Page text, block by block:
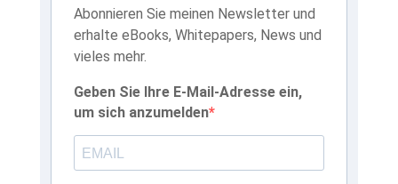
Abonnieren Sie meinen Newsletter und
erhalte eBooks, Whitepapers, News und
vieles mehr.
Geben Sie Ihre E-Mail-Adresse ein,
um sich anzumelden